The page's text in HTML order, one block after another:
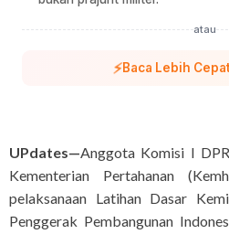
atau
⚡Baca Lebih
UPdates—Anggota Komisi I
Kementerian Pertahanan
pelaksanaan Latihan Dasar
Penggerak Pembangunan